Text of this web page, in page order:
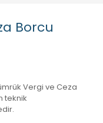
Borcu
Vergi ve Ceza
teknik